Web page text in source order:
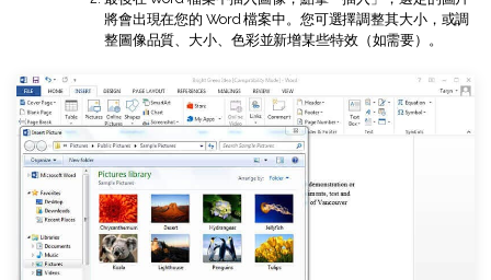
將會出現在您的 Word 檔案中。您可選擇調整其大小，或調
整圖像品質、大小、色彩並新增某些特效（如需要）。